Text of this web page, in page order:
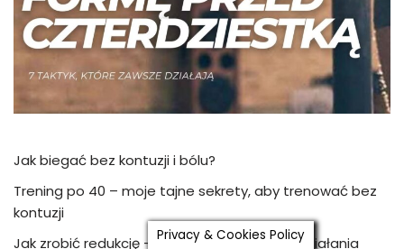
Jak biegać bez kontuzji i bólu?
Trening po 40 – moje tajne sekrety, aby trenować bez
kontuzji
Jak zrobić redukcję – trening + dieta i plan działania
Privacy & Cookies Policy